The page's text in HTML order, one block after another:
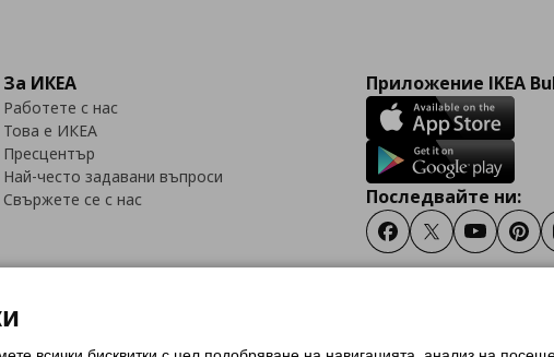
За ИКЕА
Работете с нас
Това е ИКЕА
Пресцентър
Най-често задавани въпроси
Свържете се с нас
Приложение IKEA
Последвайте ни:
FacebookTwitterYoutube